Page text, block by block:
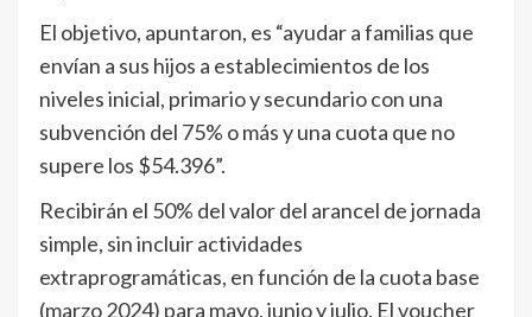
El objetivo, apuntaron, es “ayudar a familias que
envían a sus hijos a establecimientos de los
niveles inicial, primario y secundario con una
subvención del 75% o más y una cuota que no
supere los $54.396”.
Recibirán el 50% del valor del arancel de jornada
simple, sin incluir actividades
extraprogramáticas, en función de la cuota base
(marzo 2024) para mayo, junio y julio. El voucher